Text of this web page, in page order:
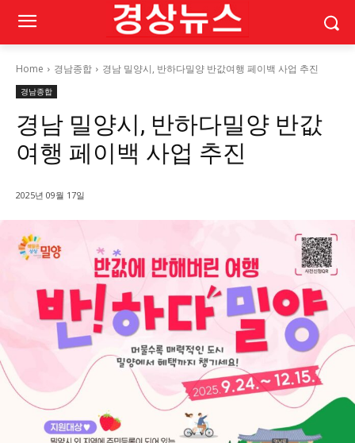
Home 경남종합 경남 밀양시, 반하다밀양 반값여행 페이백 사업 추진
경남종합
경남 밀양시, 반하다밀양 반값
여행 페이백 사업 추진
2025년 09월 17일